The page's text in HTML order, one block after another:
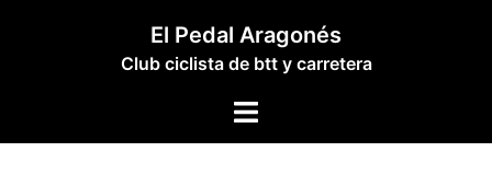
El Pedal Aragonés
Club ciclista de btt y carretera
Alternar